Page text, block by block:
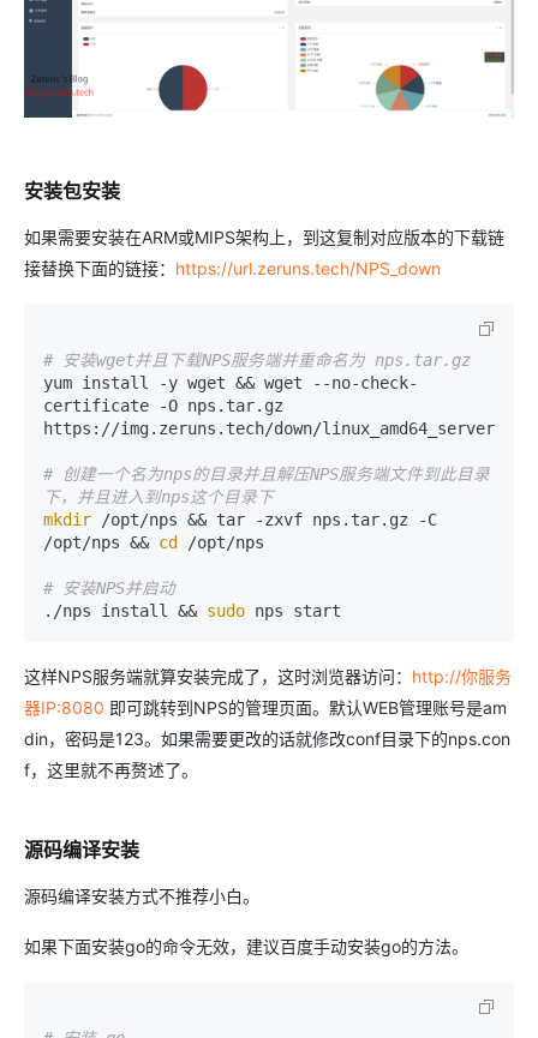
安装包安装
如果需要安装在ARM或MIPS架构上，到这复制对应版本的下载链
接替换下面的链接： https://url.zeruns.tech/NPS_down
# 安装wget并且下载NPS服务端并重命名为 nps.tar.gz
yum install -y wget && wget --no-check-
certificate -O nps.tar.gz
https://img.zeruns.tech/down/
# 创建一个名为nps的目录并且解压NPS服务端文件到此目录
下，并且进入到nps这个目录下
mkdir /opt/nps && tar -zxvf nps.tar.gz -C
/opt/nps && cd /opt/nps
# 安装NPS并启动
./nps install && sudo nps start
这样NPS服务端就算安装完成了，这时浏览器访问： http://你服务
器IP:8080 即可跳转到NPS的管理页面。默认WEB管理账号是am
din，密码是123。如果需要更改的话就修改conf目录下的nps.con
f，这里就不再赘述了。
源码编译安装
源码编译安装方式不推荐小白。
如果下面安装go的命令无效，建议百度手动安装go的方法。